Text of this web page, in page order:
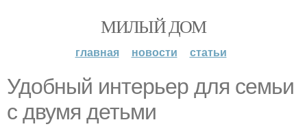
МИЛЫЙ ДОМ
главная новости статьи
Удобный интерьер для семьи
с двумя детьми